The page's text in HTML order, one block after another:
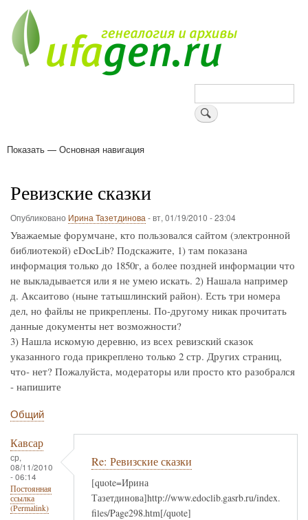
основному
содержанию
Поиск
Основная
Показать — Основная навигация
Ревизские сказки
Опубликовано Ирина Тазетдинова -вт, 01/19/2010 - 23:04
Уважаемые форумчане, кто пользовался сайтом (электронной
библиотекой) eDocLib? Подскажите, 1) там показана
информация только до 1850г, а более поздней информации что
не выкладывается или я не умею искать. 2) Нашала например
д. Аксаитово (ныне татышлинский район). Есть три номера
дел, но файлы не прикреплены. По-другому никак прочитать
данные документы нет возможности?
3) Нашла искомую деревню, из всех ревизский сказок
указанного года прикреплено только 2 стр. Других страниц,
что- нет? Пожалуйста, модераторы или просто кто разобрался
- напишите
Общий
Кавсар
ср,
08/11/2010
- 06:14
Постоянная
ссылка
(Permalink)
Re: Ревизские сказки
[quote=Ирина
Тазетдинова]http://www.edoclib.gasrb.ru/index.
files/Page298.htm[/quote]